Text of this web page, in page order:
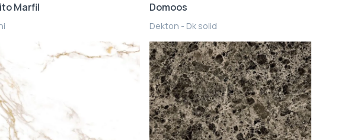
Marfil Domoos
Dekton - Dk solid